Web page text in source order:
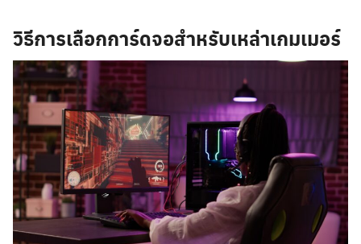
วิธีการเลือกการ์ดจอสำหรับเหล่าเกมเมอร์